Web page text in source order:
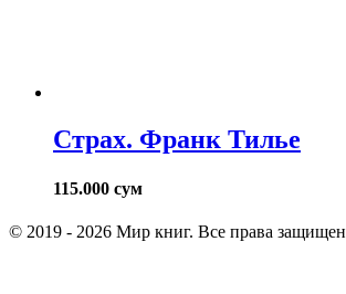
Страх. Франк Тилье
115.000 сум
© 2019 - 2026 Мир книг. Все права